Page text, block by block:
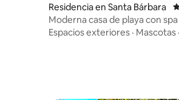
Residencia en Santa Bárbara
Moderna casa de playa con
Espacios exteriores · Mascotas ·